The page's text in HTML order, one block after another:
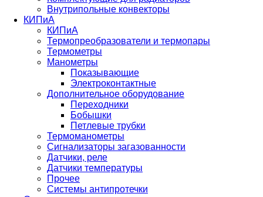
Внутрипольные конвекторы
КИПиА
КИПиА
Термопреобразователи и термопары
Термометры
Манометры
Показывающие
Электроконтактные
Дополнительное оборудование
Переходники
Бобышки
Петлевые трубки
Термоманометры
Сигнализаторы загазованности
Датчики, реле
Датчики температуры
Прочее
Системы антипротечки